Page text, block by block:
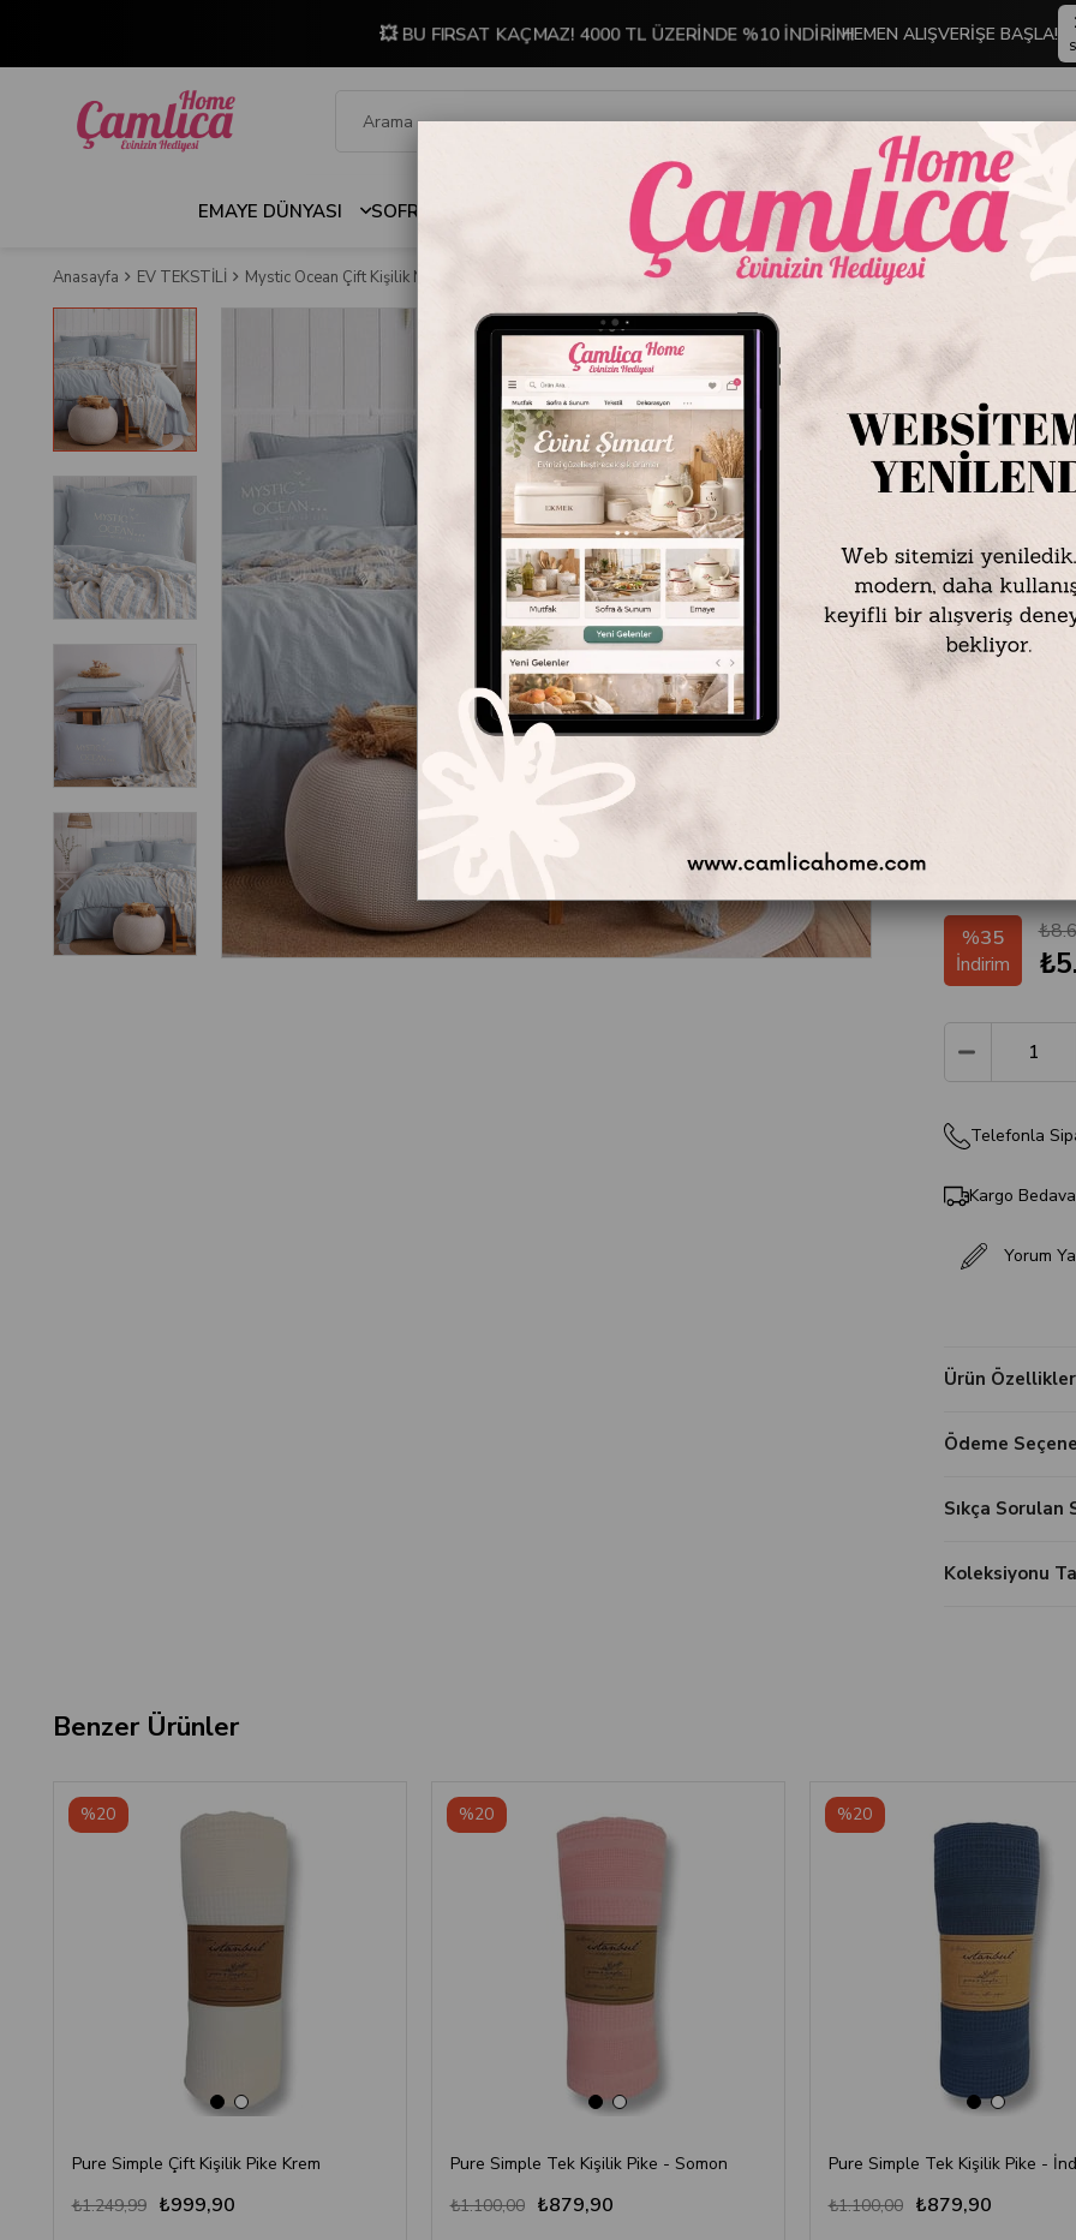
💥 BU FIRSAT KAÇMAZ! 4000 TL ÜZERİNDE %10 İNDİRİM!HEMEN ALIŞVERİŞE BAŞLA!
EMAYE DÜNYASI SOFRA & MUTFAK İNDİRİMLİ ÜRÜNLER DEKORASYON TABLO KOLEKSİYONU
Anasayfa EV TEKSTİLİ Mystic Ocean Çift Kişilik Nevresimli Pike Takımı - Aqua
Stok Kodu
Marka İyi
Mystic Ocean Çift
Mystic Ocean Çift
%35
İndirim
Telefonla
Kargo Bedava
Yorum
Ürün
Ödeme
Sıkça Sorulan
Koleksiyonu
Benzer Ürünler
Pure Simple Çift Kişilik Pike Krem
₺999,90
₺1.249,99
%20
Pure Simple Tek Kişilik Pike - Somon
₺879,90
₺1.100,00
%20
Pure Simple Tek Kişilik Pike -
₺879,90
₺1.100,00
%20